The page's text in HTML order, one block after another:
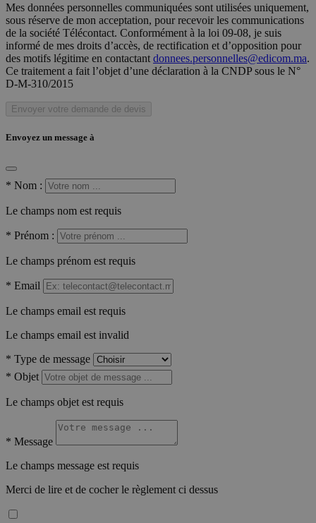
Mes données personnelles communiquées sont utilisées uniquement,
sous réserve de mon acceptation, pour recevoir les communications
de la société Télécontact. Conformément à la loi 09-08, je suis
informé de mes droits d’accès, de rectification et d’opposition pour
des motifs légitime en contactant donnees.personnelles@edicom.ma.
Ce traitement a fait l’objet d’une déclaration à la CNDP sous le N°
D-M-310/2015
Envoyer votre demande de devis
Envoyez un message à
* Nom :
Le champs nom est requis
* Prénom :
Le champs prénom est requis
* Email
Le champs email est requis
Le champs email est invalid
* Type de message
* Objet
Le champs objet est requis
* Message
Le champs message est requis
Merci de lire et de cocher le règlement ci dessus